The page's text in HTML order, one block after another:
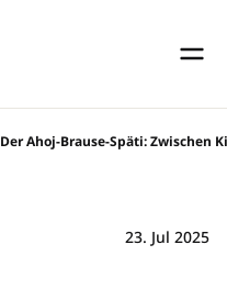
Der Ahoj-Brause-Späti: Zwischen
23. Jul 2025